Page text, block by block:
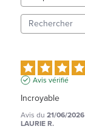
Avis vérifié
Incroyable
Avis du 21/06/2026
LAURIE R.